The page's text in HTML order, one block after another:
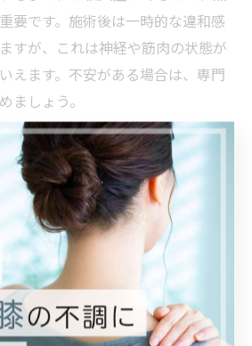
要です。施術後は一時的な違和感
すが、これは神経や筋肉の状態が
えます。不安がある場合は、専門
ましょう。
系ストレッチの実感効果
レッチを体験した方々からは、
りや腰痛が数回の施術で軽くなっ
、仕事中の疲労感が減った」とい
ます。特に、従来のストレッチや
くかった方から高い評価を得てい